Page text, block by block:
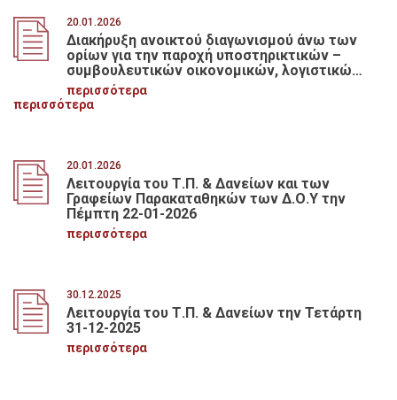
20.01.2026
Διακήρυξη ανοικτού διαγωνισμού άνω των
ορίων για την παροχή υποστηρικτικών –
συμβουλευτικών οικονομικών, λογιστικών
και διοικητικών υπηρεσιών για τις ανάγκες
του Τ.Π. και Δανείων, για ένα έτος με
δυνατότητα προαίρεσης για ένα έτος
προσφορά βάσει τιμής, συνολικής
προϋπολογιζόμενης δαπάνης 3.760.000,00
ευρώ, πλέον Φ.Π.Α. (συμπεριλαμβανομένου
του δικαιώματος προαίρεσης)
περισσότερα
περισσότερα
20.01.2026
Λειτουργία του Τ.Π. & Δανείων και των
Γραφείων Παρακαταθηκών των Δ.Ο.Υ την
Πέμπτη 22-01-2026
περισσότερα
30.12.2025
Λειτουργία του Τ.Π. & Δανείων την Τετάρτη
31-12-2025
περισσότερα